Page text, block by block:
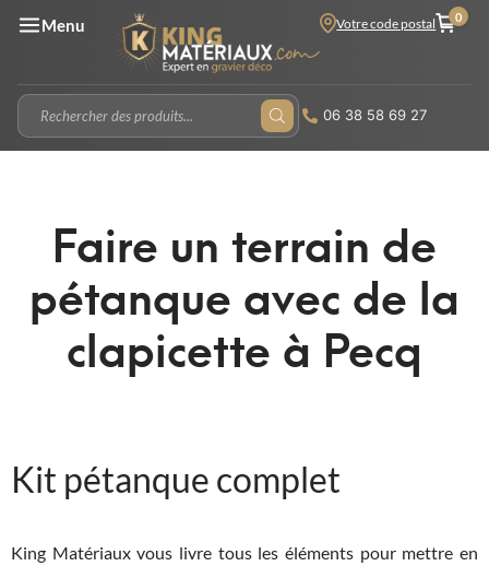
Menu Votre code postal 0
06 38 58 69 27
Faire un terrain de
pétanque avec de la
clapicette à Pecq
Kit pétanque complet
King Matériaux vous livre tous les éléments pour mettre en